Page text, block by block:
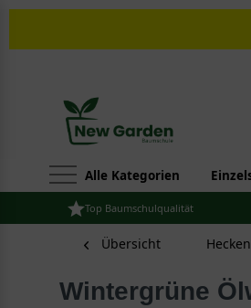
Alle Kategorien
Top Baumschulqualität
Übersicht Hecken
Wintergrüne